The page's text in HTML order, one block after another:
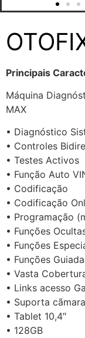
Principais
Máquina
MAX
• Diagnóstico
• Controles
• Testes Activos
• Função Auto
• Codificação
• Codificação
• Programação
• Funções
• Funções
• Funções
• Vasta
• Links acesso
• Suporta
• Tablet 10,4″
• 128GB